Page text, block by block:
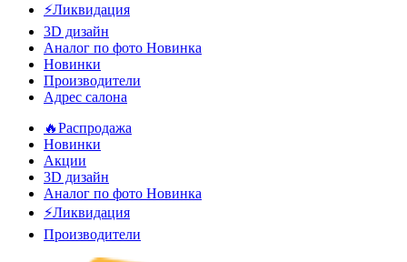
⚡️Ликвидация
3D дизайн
Аналог по фото Новинка
Новинки
Производители
Адрес салона
🔥Распродажа
Новинки
Акции
3D дизайн
Аналог по фото Новинка
⚡Ликвидация
Производители